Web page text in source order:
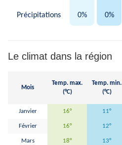
Précipitations 0% 0%
Le climat dans la région
Mois
Temp. max.
(°C)
Temp. min.
(°C)
Janvier 16° 11°
Février 16° 12°
Mars 18° 13°